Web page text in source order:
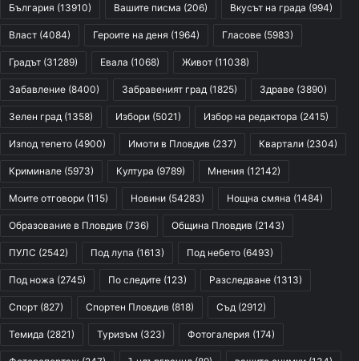
България (13910) Вашите писма (206) Вкусът на града (994)
Власт (4084) Героите на деня (1964) Гласове (5983)
Градът (31289) Евала (1068) Живот (11038)
Забавление (8400) Забравеният град (1825) Здраве (3890)
Зелен град (1358) Избори (5021) Избор на редактора (2415)
Изпод тепето (4900) Имоти в Пловдив (237) Квартали (2304)
Криминале (5973) Култура (9789) Мнения (12142)
Моите отговори (115) Новини (54283) Нощна смяна (1484)
Образование в Пловдив (736) Община Пловдив (2143)
ПУЛС (2542) Под лупа (1613) Под небето (6493)
Под ножа (2745) По следите (123) Разследване (1313)
Спорт (827) Спортен Пловдив (818) Съд (2912)
Темида (2821) Туризъм (323) Фотогалерия (174)